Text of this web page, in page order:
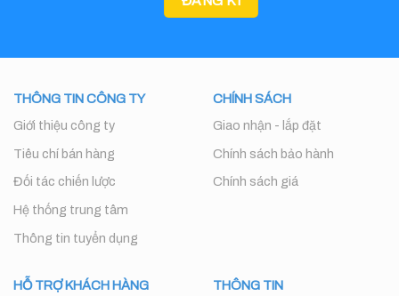
THÔNG TIN CÔNG TY
Giới thiệu công ty
Tiêu chí bán hàng
Đối tác chiến lược
Hệ thống trung tâm
Thông tin tuyển dụng
CHÍNH SÁCH
Giao nhận - lắp đặt
Chính sách bảo hành
Chính sách giá
HỖ TRỢ KHÁCH HÀNG
THÔNG TIN